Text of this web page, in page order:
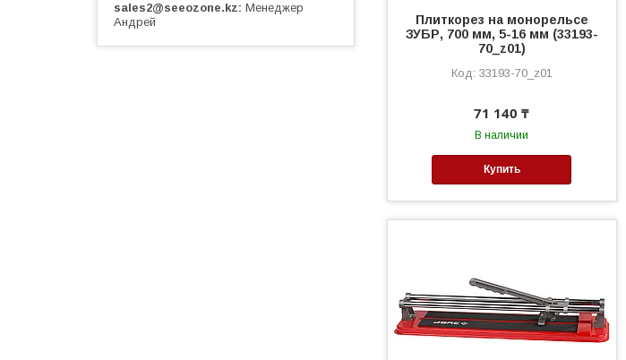
Плиткорез на монорельсе
ЗУБР, 700 мм, 5-16 мм (33193-
70_z01)
33193-70_z01
71 140 ₸
В наличии
Купить
sales2@seeozone.kz Менеджер
Андрей